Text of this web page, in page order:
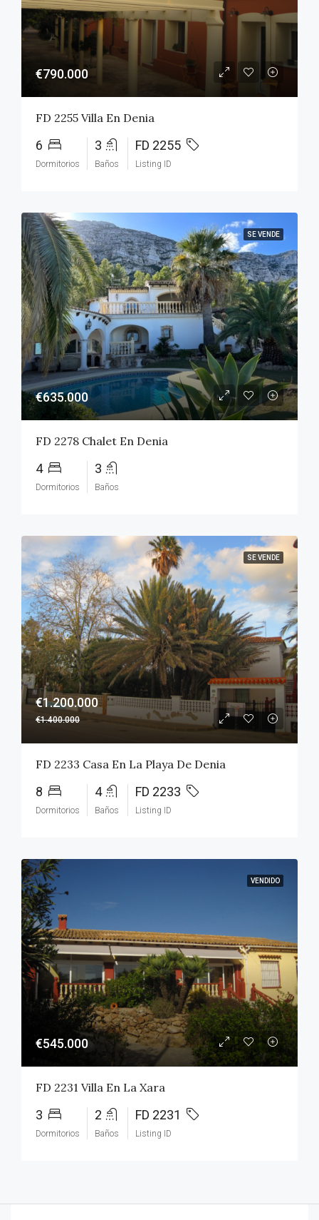
€790.000
FD 2255 Villa En Denia
6
Dormitorios
3
Baños
FD 2255
Listing ID
SE VENDE
€635.000
FD 2278 Chalet En Denia
4
Dormitorios
3
Baños
SE VENDE
€1.200.000
€1.400.000
FD 2233 Casa En La Playa De Denia
8
Dormitorios
4
Baños
FD 2233
Listing ID
VENDIDO
€545.000
FD 2231 Villa En La Xara
3
Dormitorios
2
Baños
FD 2231
Listing ID